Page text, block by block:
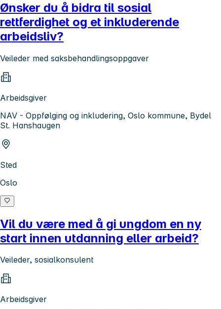
Ønsker du å bidra til sosial
rettferdighet og et inkluderende
arbeidsliv?
Veileder med saksbehandlingsoppgaver
Arbeidsgiver
NAV - Oppfølging og inkludering, Oslo kommune, Bydel
St. Hanshaugen
Sted
Oslo
Vil du være med å gi ungdom en ny
start innen utdanning eller arbeid?
Veileder, sosialkonsulent
Arbeidsgiver